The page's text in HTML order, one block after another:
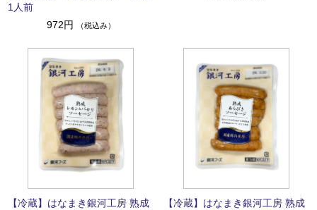
1人前
972円
（税込み）
【冷蔵】はなまき銀河工房 熟成 【冷蔵】はなまき銀河工房 熟成